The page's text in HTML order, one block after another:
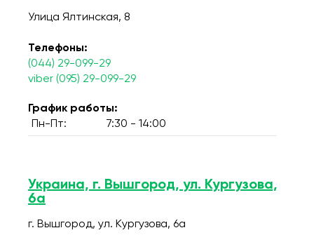
Улица Ялтинская, 8
Телефоны:
(044) 29-099-29
viber (095) 29-099-29
График работы:
Пн-Пт:
7:30 - 14:00
Украина, г. Вышгород, ул. Кургузова,
6а
г. Вышгород, ул. Кургузова, 6а